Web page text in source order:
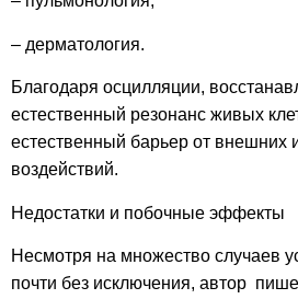
– дерматология.
Благодаря осцилляции,
естественный резонанс живых
естественный барьер от внешних
воздействий.
Недостатки и побочные эффекты
Несмотря на множество случаев
почти без исключения, автор